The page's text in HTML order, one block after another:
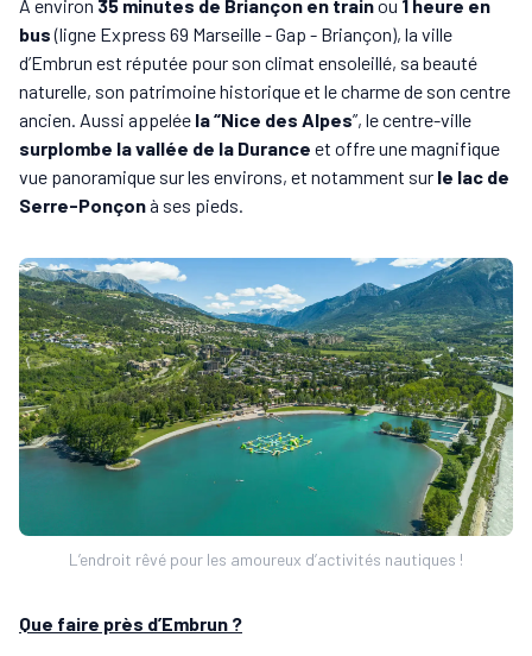
À environ 35 minutes de Briançon en trainou 1 heure en
bus(ligne Express 69 Marseille - Gap - Briançon), la ville
d’Embrun est réputée pour son climat ensoleillé, sa beauté
naturelle, son patrimoine historique et le charme de son centre
ancien. Aussi appelée la “Nice des Alpes”, le centre-ville
surplombe la vallée de la Durance et offre une magnifique
vue panoramique sur les environs, et notamment sur le lac de
Serre-Ponçonà ses pieds.
L’endroit rêvé pour les amoureux d’activités nautiques !
Que faire près d’Embrun ?